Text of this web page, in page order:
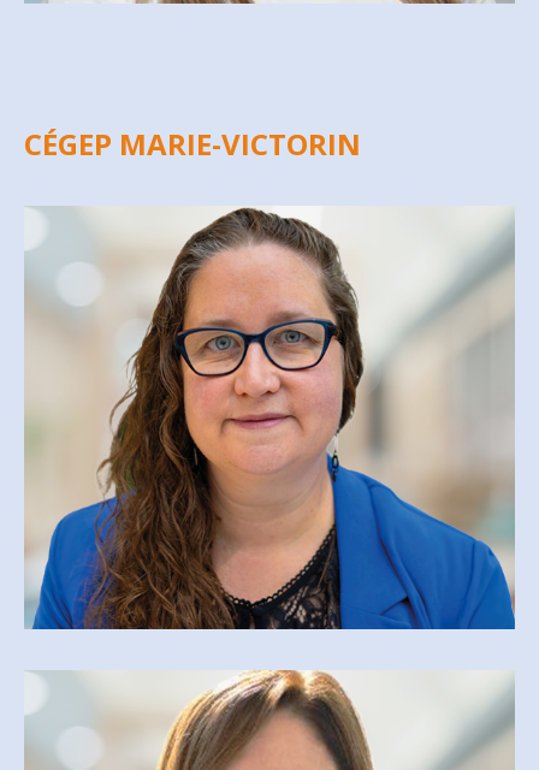
MARIE-MICHELLE VENNE
mmvenne@csfoy.ca
CÉGEP MARIE-VICTORIN